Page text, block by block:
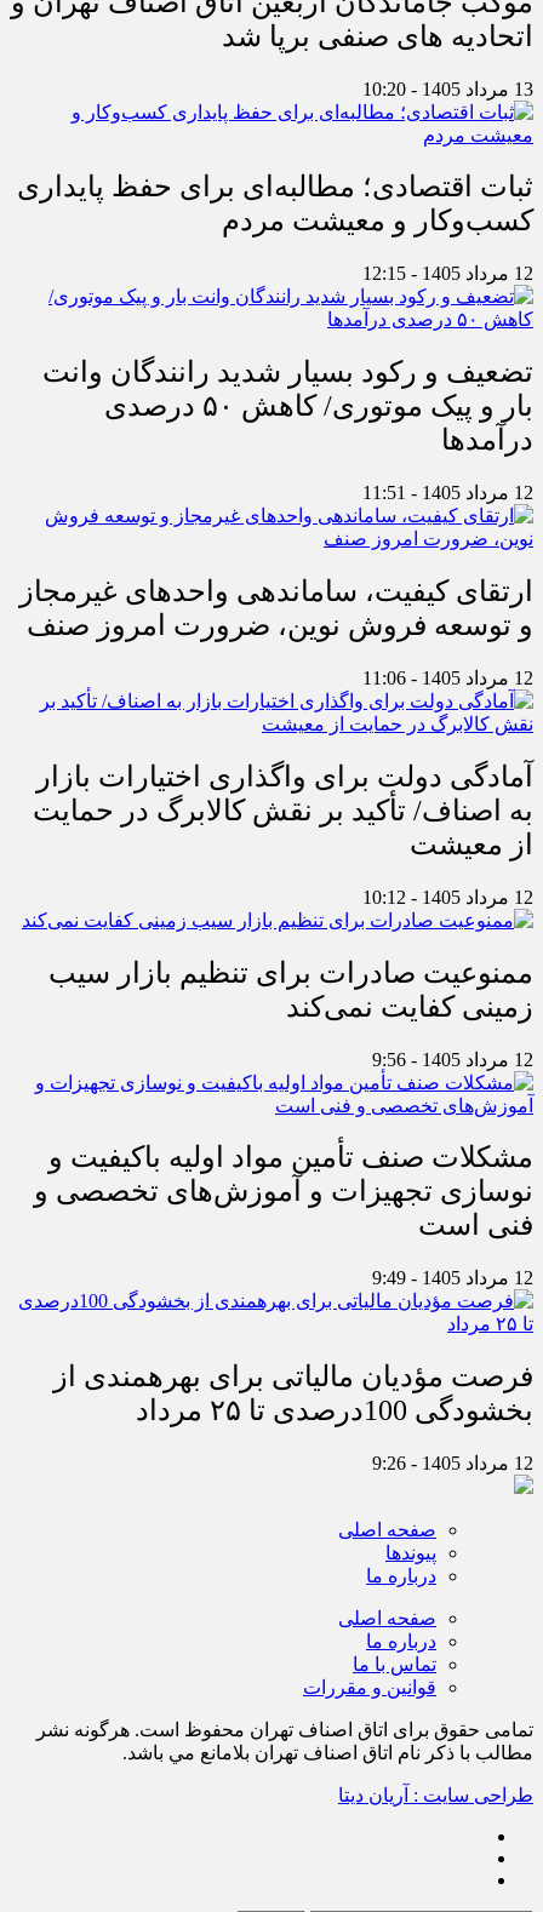
اتحادیه های صنفی برپا شد
13 مرداد 1405 - 10:20
ثبات اقتصادی؛ مطالبه‌ای برای حفظ پایداری
کسب‌وکار و معیشت مردم
12 مرداد 1405 - 12:15
تضعیف و رکود بسیار شدید رانندگان وانت
بار و پیک موتوری/ کاهش ۵۰ درصدی
درآمدها
12 مرداد 1405 - 11:51
ارتقای کیفیت، ساماندهی واحدهای غیرمجاز
و توسعه فروش نوین، ضرورت امروز صنف
12 مرداد 1405 - 11:06
آمادگی دولت برای واگذاری اختیارات بازار
به اصناف/ تأکید بر نقش کالابرگ در حمایت
از معیشت
12 مرداد 1405 - 10:12
ممنوعیت صادرات برای تنظیم بازار سیب
زمینی کفایت نمی‌کند
12 مرداد 1405 - 9:56
مشکلات صنف تأمین مواد اولیه باکیفیت و
نوسازی تجهیزات و آموزش‌های تخصصی و
فنی است
12 مرداد 1405 - 9:49
فرصت مؤدیان مالیاتی برای بهره‎مندی از
بخشودگی 100درصدی تا ۲۵ مرداد
12 مرداد 1405 - 9:26
صفحه اصلی
پیوندها
درباره ما
صفحه اصلی
درباره ما
تماس با ما
قوانین و مقررات
تمامی حقوق برای اتاق اصناف تهران محفوظ است. هرگونه نشر
مطالب با ذكر نام اتاق اصناف تهران بلامانع مي باشد.
طراحی سایت : آریان دیتا